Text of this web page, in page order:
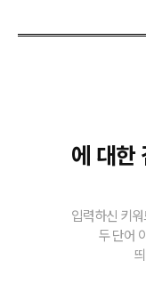
에 대한
입력하신 키
두 단어